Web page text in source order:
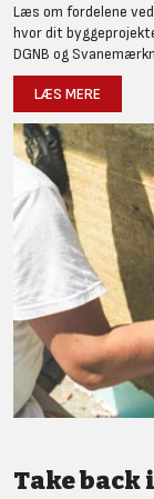
Læs om fordelene
hvor dit
DGNB og
LÆS MERE
Take back